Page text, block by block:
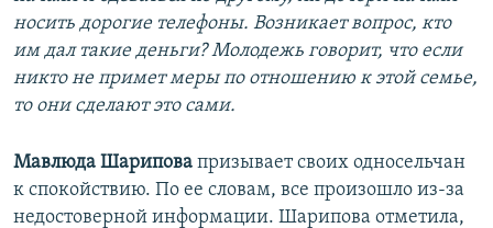
носить дорогие телефоны. Возникает вопрос, кто
им дал такие деньги? Молодежь говорит, что если
никто не примет меры по отношению к этой семье,
то они сделают это сами.
Мавлюда Шарипова призывает своих односельчан
к спокойствию. По ее словам, все произошло из-за
недостоверной информации. Шарипова отметила,